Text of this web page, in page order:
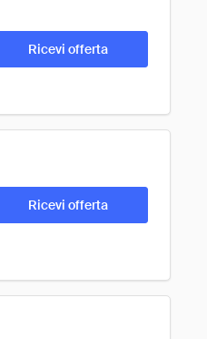
Ricevi offerta
Ricevi offerta